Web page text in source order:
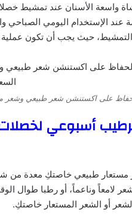
واسعة الأسنان عند تمشيط
عند الإستخدام اليومي الصباحي
حيث يجب أن تكون عملية
على اكستنشن شعر طبيعي وشعر
أسبوعي
طبيعي خاصتكِ معدة من
لامعاً وناعماً، أو رطبا
أو الشعر المستعار خاصتكِ.